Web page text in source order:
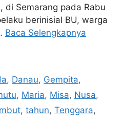
di Semarang pada Rabu
berinisial BU, warga
Baca Selengkapnya
, Danau, Gempita,
, Maria, Misa, Nusa,
, tahun, Tenggara,